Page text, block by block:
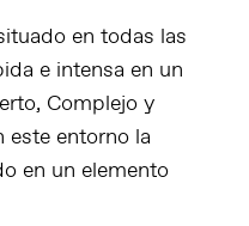
en todas las
e intensa en un
Complejo y
este entorno la
en un elemento